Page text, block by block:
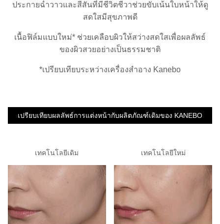
ประกายฉ่ำวาวและสีสันที่มีชีวิตชีวาช่วยขับเน้นใบหน้าให้ดู
สดใสมีสุขภาพดี
เนื้อฟิล์มแบบใหม่* ช่วยเคลือบผิวให้สว่างสดใสเพื่อผลลัพธ์
ของผิวสวยอย่างเป็นธรรมชาติ
*เปรียบเทียบระหว่างเครื่องสำอาง Kanebo
เปรียบเทียบผลลัพธ์การแต่งหน้ากับผลิตภัณฑ์เดิมของ KANEBO
เทคโนโลยีเดิม เทคโนโลยีใหม่